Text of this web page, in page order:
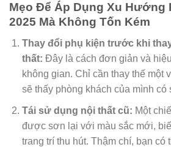
Mẹo Để Áp Dụng Xu Hướng
2025 Mà Không Tốn Kém
Thay đổi phụ kiện trước khi
thất: Đây là cách đơn giản và
không gian. Chỉ cần thay thế một
sẽ thấy phòng khách của mình có
Tái sử dụng nội thất cũ: Một
được sơn lại với màu sắc mới,
trang trí thu hút. Thậm chí, bạn có